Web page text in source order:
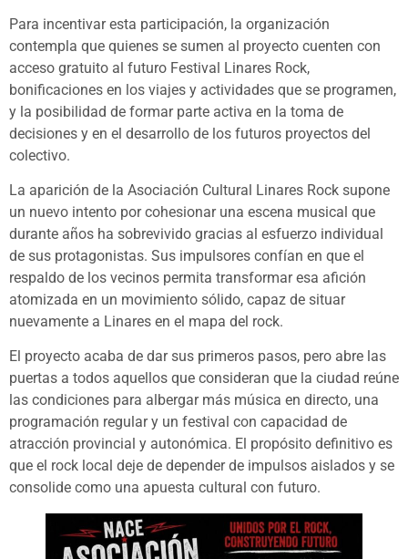
Para incentivar esta participación, la organización
contempla que quienes se sumen al proyecto cuenten con
acceso gratuito al futuro Festival Linares Rock,
bonificaciones en los viajes y actividades que se programen,
y la posibilidad de formar parte activa en la toma de
decisiones y en el desarrollo de los futuros proyectos del
colectivo.
La aparición de la Asociación Cultural Linares Rock supone
un nuevo intento por cohesionar una escena musical que
durante años ha sobrevivido gracias al esfuerzo individual
de sus protagonistas. Sus impulsores confían en que el
respaldo de los vecinos permita transformar esa afición
atomizada en un movimiento sólido, capaz de situar
nuevamente a Linares en el mapa del rock.
El proyecto acaba de dar sus primeros pasos, pero abre las
puertas a todos aquellos que consideran que la ciudad reúne
las condiciones para albergar más música en directo, una
programación regular y un festival con capacidad de
atracción provincial y autonómica. El propósito definitivo es
que el rock local deje de depender de impulsos aislados y se
consolide como una apuesta cultural con futuro.